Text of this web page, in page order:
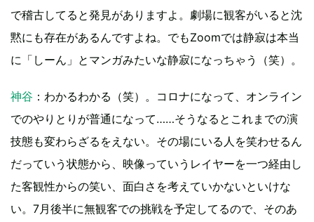
で稽古してると発見がありますよ。劇場に観客がいると沈
黙にも存在があるんですよね。でもZoomでは静寂は本当
に「しーん」とマンガみたいな静寂になっちゃう（笑）。
神谷 ：わかるわかる（笑）。コロナになって、オンライン
でのやりとりが普通になって……そうなるとこれまでの演
技態も変わらざるをえない。その場にいる人を笑わせるん
だっていう状態から、映像っていうレイヤーを一つ経由し
た客観性からの笑い、面白さを考えていかないといけな
い。7月後半に無観客での挑戦を予定してるので、そのあ